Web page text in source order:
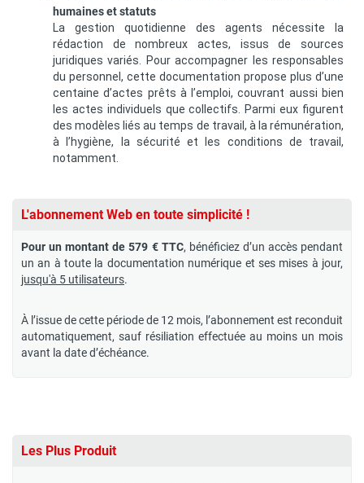
humaines et statuts
La gestion quotidienne des agents nécessite la
rédaction de nombreux actes, issus de sources
juridiques variés. Pour accompagner les responsables
du personnel, cette documentation propose plus d’une
centaine d’actes prêts à l’emploi, couvrant aussi bien
les actes individuels que collectifs. Parmi eux figurent
des modèles liés au temps de travail, à la rémunération,
à l’hygiène, la sécurité et les conditions de travail,
notamment.
L'abonnement Web en toute simplicité !
Pour un montant de 579 € TTC, bénéficiez d’un accès pendant
un an à toute la documentation numérique et ses mises à jour,
jusqu'à 5 utilisateurs.
À l’issue de cette période de 12 mois, l’abonnement est reconduit
automatiquement, sauf résiliation effectuée au moins un mois
avant la date d’échéance.
Les Plus Produit